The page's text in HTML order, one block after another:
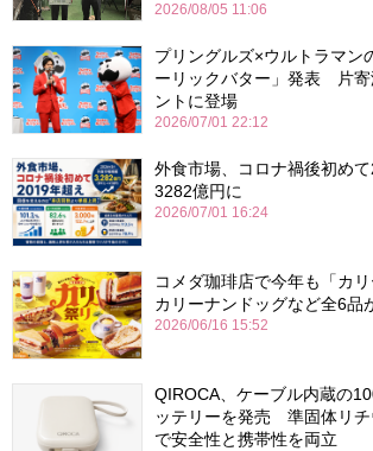
2026/08/05 11:06
プリングルズ×ウルトラマン
ーリックバター」発表 片寄
ントに登場
2026/07/01 22:12
外食市場、コロナ禍後初め
3282億円に
2026/07/01 16:24
コメダ珈琲店で今年も「カ
カリーナンドッグなど全6品
2026/06/16 15:52
QIROCA、ケーブル内蔵の
ッテリーを発売 準固体リチ
で安全性と携帯性を両立